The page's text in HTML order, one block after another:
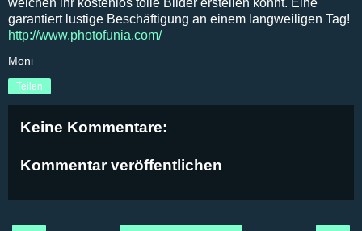
garantiert lustige Beschäftigung an einem langweiligen Tag!
http://www.photofunia.com/
Moni
Teilen
Keine Kommentare:
Kommentar veröffentlichen